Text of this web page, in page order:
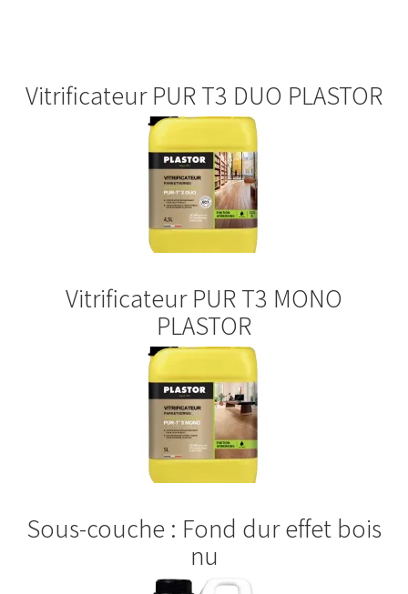
Vitrificateur PUR T3 DUO PLASTOR
Vitrificateur PUR T3 MONO
PLASTOR
Sous-couche : Fond dur effet bois
nu